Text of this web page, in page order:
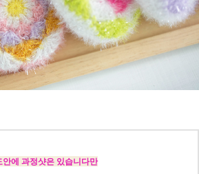
안에 과정샷은 있습니다만